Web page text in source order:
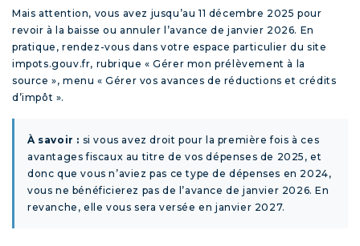
Mais attention, vous avez jusqu’au 11 décembre 2025 pour
revoir à la baisse ou annuler l’avance de janvier 2026. En
pratique, rendez-vous dans votre espace particulier du site
impots.gouv.fr, rubrique « Gérer mon prélèvement à la
source », menu « Gérer vos avances de réductions et crédits
d’impôt ».
À savoir : si vous avez droit pour la première fois à ces
avantages fiscaux au titre de vos dépenses de 2025, et
donc que vous n’aviez pas ce type de dépenses en 2024,
vous ne bénéficierez pas de l’avance de janvier 2026. En
revanche, elle vous sera versée en janvier 2027.